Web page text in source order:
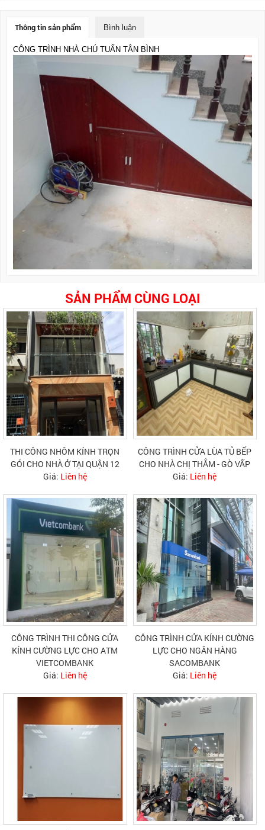
Thông tin sản phẩm Bình luận
CÔNG TRÌNH NHÀ CHÚ TUẤN TÂN BÌNH
SẢN PHẨM CÙNG LOẠI
THI CÔNG NHÔM KÍNH TRỌN
GÓI CHO NHÀ Ở TẠI QUẬN 12
Giá: Liên hệ
CÔNG TRÌNH CỬA LÙA TỦ BẾP
CHO NHÀ CHỊ THẮM - GÒ VẤP
Giá: Liên hệ
CÔNG TRÌNH THI CÔNG CỬA
KÍNH CƯỜNG LỰC CHO ATM
VIETCOMBANK
Giá: Liên hệ
CÔNG TRÌNH CỬA KÍNH CƯỜNG
LỰC CHO NGÂN HÀNG
SACOMBANK
Giá: Liên hệ